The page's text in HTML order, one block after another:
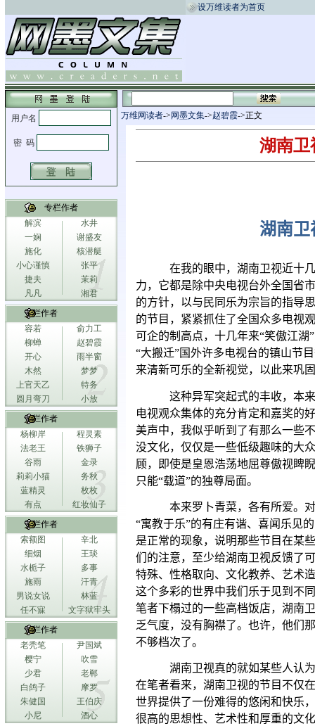
设万维读者为首页
专栏作者
解滨
水井
一娴
谢盛友
施化
核潜艇
小心谨慎
张平
捷夫
茉莉
凡凡
湘君
专栏作者
容若
俞力工
柳蝉
赵碧霞
开心
雨半窗
木然
梦梦
上官天乙
特务
圆月弯刀
小放
专栏作者
杨柳岸
程灵素
法老王
铁狮子
谷雨
金录
莉莉小猫
务秋
蓝精灵
枚枚
有点
红妆仙子
专栏作者
索额图
辛北
细烟
王琰
水栀子
多事
施雨
汗青
男说女说
林蓝
任不寐
文字狱牢头
专栏作者
老秃笔
尹国斌
樱宁
吹雪
少君
老郸
白鸽子
摩罗
朱健国
王伯庆
小尼
酒心
万维网读者-> 网墨文集->赵碧霞->正文
湖南卫
湖南卫
在我的眼中，湖南卫视近十
力，它都是除中央电视台外全国省
的方针，以与民同乐为宗旨的指导
的节目，紧紧抓住了全国众多电视
可企的制高点，十几年来“笑傲江
“大搬迁”国外许多电视台的镇山节
来清新可乐的全新视觉，以此来巩
这种异军突起式的丰收，本
电视观众集体的充分肯定和嘉奖的
美声中，我似乎听到了有那么一些
没文化，仅仅是一些低级趣味的大
顾，即使是皇恩浩荡地屈尊傲视睥
只能“载道”的独尊局面。
本来罗卜青菜，各有所爱。
“寓教于乐”的有庄有谐、喜闻乐见
是正常的现象，说明那些节目在某
们的注意，至少给湖南卫视反馈了
特殊、性格取向、文化教养、艺术
这个多彩的世界中我们乐于见到不
笔者下榻过的一些高档饭店，湖南
乏气度，没有胸襟了。也许，他们
不够档次了。
湖南卫视真的就如某些人认
在笔者看来，湖南卫视的节目不仅
世界提供了一份难得的悠闲和快乐
很高的思想性、艺术性和厚重的文